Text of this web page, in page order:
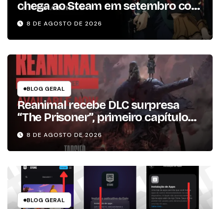
chega ao Steam em setembro com
conteúdo da versão lançada em
2013
8 DE AGOSTO DE 2026
BLOG GERAL
Reanimal recebe DLC surpresa
“The Prisoner”, primeiro capítulo
da expansão de história
8 DE AGOSTO DE 2026
BLOG GERAL